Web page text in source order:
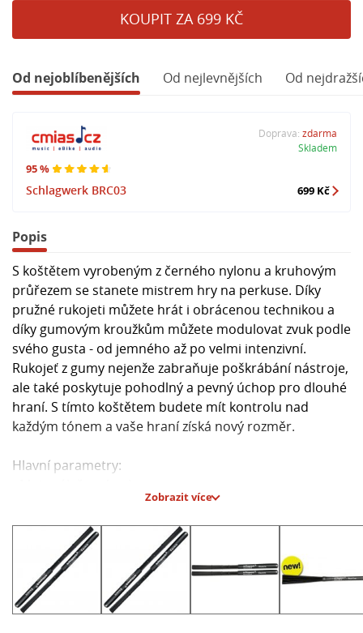
KOUPIT ZA 699 KČ
Od nejoblíbenějších Od nejlevnějších Od
95 %
Schlagwerk BRC03
Doprava: zdarma
Skladem
699 Kč
Popis
S koštětem vyrobeným z černého nylonu a kruhovým
průřezem se stanete mistrem hry na perkuse. Díky
pružné rukojeti můžete hrát i obrácenou technikou a
díky gumovým kroužkům můžete modulovat zvuk podle
svého gusta - od jemného až po velmi intenzivní.
Rukojeť z gumy nejenže zabraňuje poškrábání nástroje,
ale také poskytuje pohodlný a pevný úchop pro dlouhé
hraní. S tímto koštětem budete mít kontrolu nad
každým tónem a vaše hraní získá nový rozměr.
Hlavní parametry:
- Výška: 33 cm
Zobrazit více